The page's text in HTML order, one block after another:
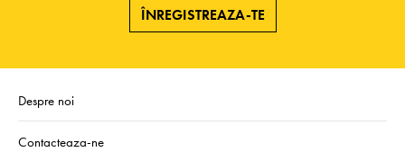
ÎNREGISTREAZA-TE
Despre noi
Contacteaza-ne